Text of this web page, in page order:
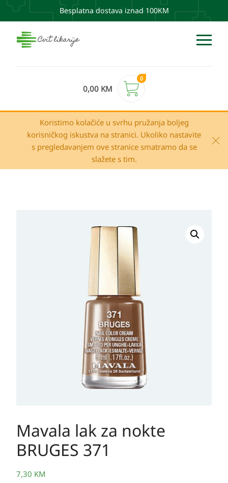
Besplatna dostava iznad 100KM
0,00 KM
0
Koristimo kolačiće u svrhu pružanja boljeg
korisničkog iskustva na stranici. Ukoliko nastavite
s pregledavanjem ove stranice smatramo da se
slažete s tim.
Mavala lak za nokte
BRUGES 371
7,30 KM